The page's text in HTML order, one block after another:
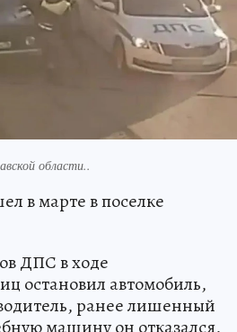
области..
в марте в поселке
ДПС в ходе
остановил автомобиль,
ранее лишенный